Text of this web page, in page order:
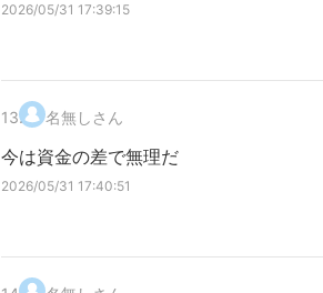
2026/05/31 17:39:15
13. 名無しさん
今は資金の差で無理だ
2026/05/31 17:40:51